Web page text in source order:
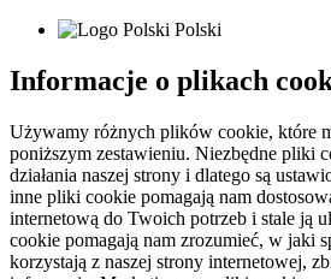
Polski
Informacje o plikach
Używamy różnych plików cookie, które
poniższym zestawieniu. Niezbędne pliki
działania naszej strony i dlatego są
inne pliki cookie pomagają nam
internetową do Twoich potrzeb i stale ją
cookie pomagają nam zrozumieć, w jaki
korzystają z naszej strony internetowej,